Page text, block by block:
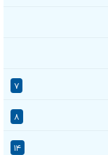
۷
۸
۱۴